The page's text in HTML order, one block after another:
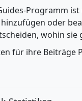
Programm
oder
wohin
für ihre Beiträge